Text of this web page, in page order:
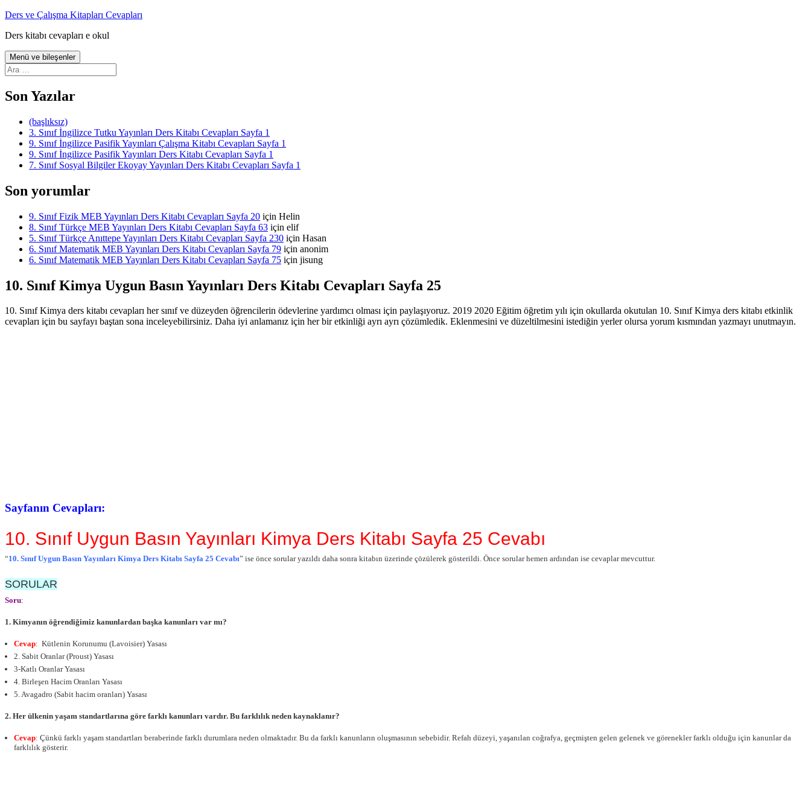
İçeriğe
Ders ve Çalışma Kitapları Cevapları
Ders kitabı cevapları e okul
Menü ve bileşenler
Arama:
Son Yazılar
(başlıksız)
3. Sınıf İngilizce Tutku Yayınları Ders Kitabı Cevapları Sayfa 1
9. Sınıf İngilizce Pasifik Yayınları Çalışma Kitabı Cevapları Sayfa 1
9. Sınıf İngilizce Pasifik Yayınları Ders Kitabı Cevapları Sayfa 1
7. Sınıf Sosyal Bilgiler Ekoyay Yayınları Ders Kitabı Cevapları Sayfa 1
Son yorumlar
9. Sınıf Fizik MEB Yayınları Ders Kitabı Cevapları Sayfa 20 için Helin
8. Sınıf Türkçe MEB Yayınları Ders Kitabı Cevapları Sayfa 63 için elif
5. Sınıf Türkçe Anıttepe Yayınları Ders Kitabı Cevapları Sayfa 230 için Hasan
6. Sınıf Matematik MEB Yayınları Ders Kitabı Cevapları Sayfa 79 için anonim
6. Sınıf Matematik MEB Yayınları Ders Kitabı Cevapları Sayfa 75 için jisung
10. Sınıf Kimya Uygun Basın Yayınları Ders Kitabı Cevapları Sayfa 25
10. Sınıf Kimya ders kitabı cevapları her sınıf ve düzeyden öğrencilerin ödevlerine yardımcı olması için paylaşıyoruz. 2019 2020 Eğitim öğretim yılı için okullarda okutulan 10. Sınıf Kimya ders kitabı etkinlik
cevapları için bu sayfayı baştan sona inceleyebilirsiniz. Daha iyi anlamanız için her bir etkinliği ayrı ayrı çözümledik. Eklenmesini ve düzeltilmesini istediğin yerler olursa yorum kısmından yazmayı unutmayın.
Sayfanın Cevapları:
10. Sınıf Uygun Basın Yayınları Kimya Ders Kitabı Sayfa 25 Cevabı
“10. Sınıf Uygun Basın Yayınları Kimya Ders Kitabı Sayfa 25 Cevabı” ise önce sorular yazıldı daha sonra kitabın üzerinde çözülerek gösterildi. Önce sorular hemen ardından ise cevaplar mevcuttur.
SORULAR
Soru:
1. Kimyanın öğrendiğimiz kanunlardan başka kanunları var mı?
Cevap: Kütlenin Korunumu (Lavoisier) Yasası
2. Sabit Oranlar (Proust) Yasası
3-Katlı Oranlar Yasası
4. Birleşen Hacim Oranları Yasası
5. Avagadro (Sabit hacim oranları) Yasası
2. Her ülkenin yaşam standartlarına göre farklı kanunları vardır. Bu farklılık neden kaynaklanır?
Cevap: Çünkü farklı yaşam standartları beraberinde farklı durumlara neden olmaktadır. Bu da farklı kanunların oluşmasının sebebidir. Refah düzeyi, yaşanılan coğrafya, geçmişten gelen gelenek ve görenekler farklı olduğu için kanunlar da
farklılık gösterir.